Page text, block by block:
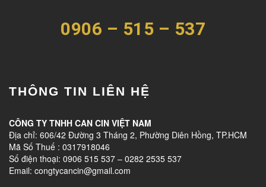
0906 – 515 – 537
THÔNG TIN LIÊN HỆ
CÔNG TY TNHH CAN CIN VIỆT NAM
Địa chỉ: 606/42 Đường 3 Tháng 2, Phường Diên Hồng, TP.HCM
Mã Số Thuế : 0317918046
Số điện thoại: 0906 515 537 – 0282 2535 537
Email: congtycancin@gmail.com